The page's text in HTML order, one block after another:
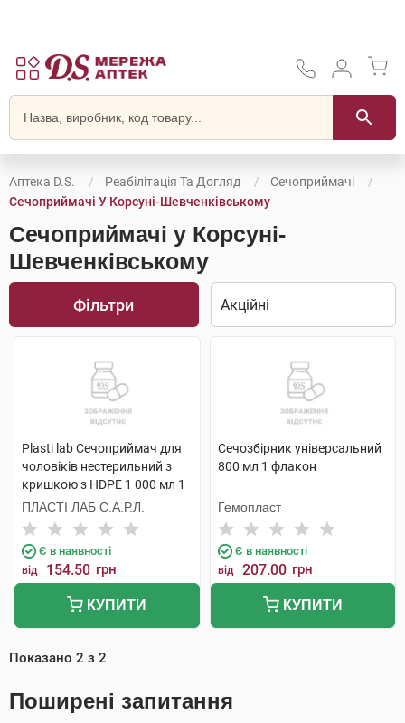
Аптека D.S. Реабілітація Та Догляд
Сечоприймачі
Сечоприймачі У Корсунi-Шевченківському
Сечоприймачі у Корсунi-
Шевченківському
Фільтри
Plasti lab Сечоприймач для
чоловіків нестерильний з
кришкою з HDPE 1 000 мл 1
шт
ПЛАСТІ ЛАБ С.А.Р.Л.
Є в наявності
від 154.50 грн
КУПИТИ
Сечозбірник універсальний
800 мл 1 флакон
Гемопласт
Є в наявності
від 207.00 грн
КУПИТИ
Показано 2 з 2
Поширені запитання